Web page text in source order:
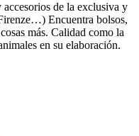
de la exclusiva y
Encuentra bolsos,
más. Calidad como la
en su elaboración.